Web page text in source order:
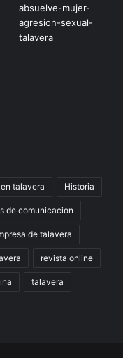
talavera Historia
de comunicacion
de talavera
revista online
talavera